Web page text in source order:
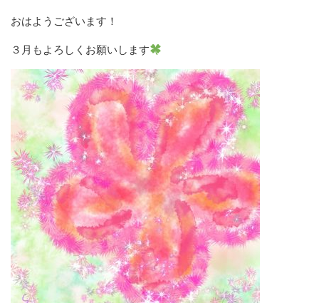
おはようございます！
３月もよろしくお願いします